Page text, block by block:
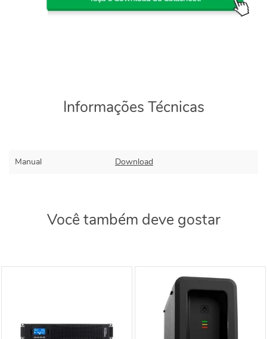
Informações Técnicas
Manual Download
Você também deve gostar